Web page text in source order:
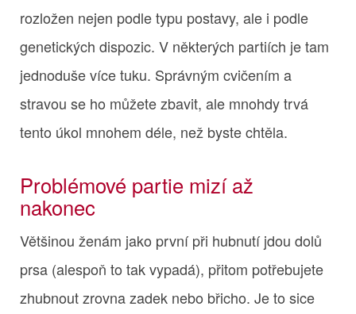
rozložen nejen podle typu postavy, ale i podle
genetických dispozic. V některých partiích je tam
jednoduše více tuku. Správným cvičením a
stravou se ho můžete zbavit, ale mnohdy trvá
tento úkol mnohem déle, než byste chtěla.
Problémové partie mizí až
nakonec
Většinou ženám jako první při hubnutí jdou dolů
prsa (alespoň to tak vypadá), přitom potřebujete
zhubnout zrovna zadek nebo břicho. Je to sice